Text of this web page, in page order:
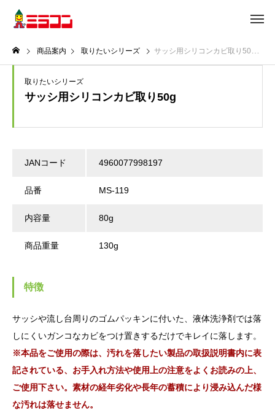
商品案内 取りたいシリーズ サッシ用シリコンカビ取り50g
取りたいシリーズ
サッシ用シリコンカビ取り50g
JANコード 4960077998197
品番 MS-119
内容量 80g
商品重量 130g
特徴
サッシや流し台周りのゴムパッキンに付いた、液体洗浄剤では落
しにくいガンコなカビをつけ置きするだけでキレイに落します。
※本品をご使用の際は、汚れを落したい製品の取扱説明書内に表
記されている、お手入れ方法や使用上の注意をよくお読みの上、
ご使用下さい。素材の経年劣化や長年の蓄積により浸み込んだ様
な汚れは落せません。